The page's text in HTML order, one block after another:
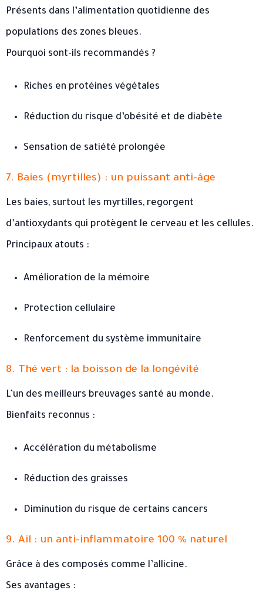
Présents dans l’alimentation quotidienne des
populations des zones bleues.
Pourquoi sont-ils recommandés ?
Riches en protéines végétales
Réduction du risque d’obésité et de diabète
Sensation de satiété prolongée
7. Baies (myrtilles) : un puissant anti-âge
Les baies, surtout les myrtilles, regorgent
d’antioxydants qui protègent le cerveau et les cellules.
Principaux atouts :
Amélioration de la mémoire
Protection cellulaire
Renforcement du système immunitaire
8. Thé vert : la boisson de la longévité
L’un des meilleurs breuvages santé au monde.
Bienfaits reconnus :
Accélération du métabolisme
Réduction des graisses
Diminution du risque de certains cancers
9. Ail : un anti-inflammatoire 100 % naturel
Grâce à des composés comme l’allicine.
Ses avantages :